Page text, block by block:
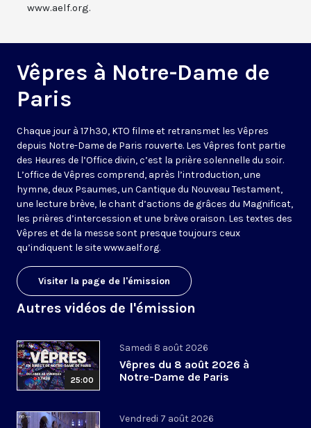
www.aelf.org.
Vêpres à Notre-Dame de
Paris
Chaque jour à 17h30, KTO filme et retransmet les Vêpres
depuis Notre-Dame de Paris rouverte. Les Vêpres font partie
des Heures de l’Office divin, c’est la prière solennelle du soir.
L’office de Vêpres comprend, après l’introduction, une
hymne, deux Psaumes, un Cantique du Nouveau Testament,
une lecture brève, le chant d’actions de grâces du Magnificat,
les prières d’intercession et une brève oraison. Les textes des
Vêpres et de la messe sont presque toujours ceux
qu’indiquent le sitewww.aelf.org.
Visiter la page de l'émission
Autres vidéos de l'émission
25:00
Samedi 8 août 2026
Vêpres du 8 août 2026 à
Notre-Dame de Paris
Vendredi 7 août 2026